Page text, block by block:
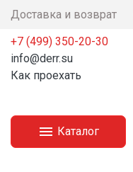
Доставка и возврат
+7 (499) 350-20-30
info@derr.su
Как проехать
 Каталог